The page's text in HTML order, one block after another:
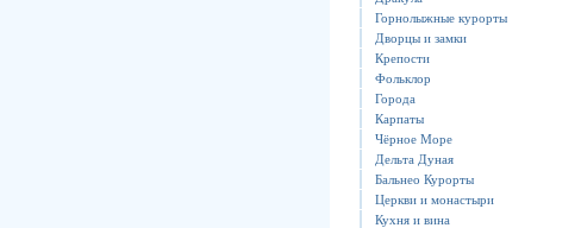
Горнолыжные курорты
Дворцы и замки
Крепости
Фольклор
Города
Карпаты
Чёрное Море
Дельта Дуная
Бальнео Курорты
Церкви и монастыри
Кухня и вина